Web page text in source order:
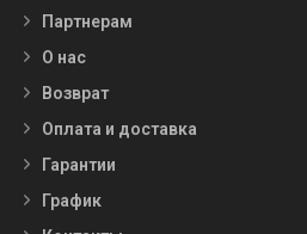
Партнерам
О нас
Возврат
Оплата и доставка
Гарантии
График